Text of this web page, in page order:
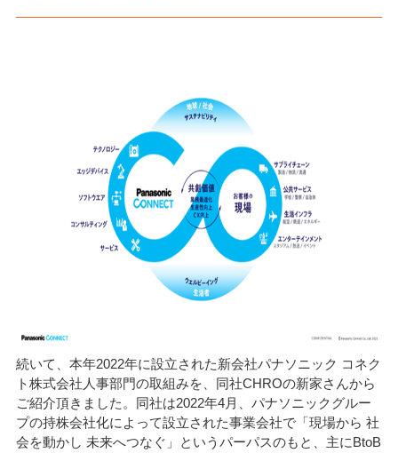
続いて、本年2022年に設立された新会社パナソニック コネク
ト株式会社人事部門の取組みを、同社CHROの新家さんから
ご紹介頂きました。同社は2022年4月、パナソニックグルー
プの持株会社化によって設立された事業会社で「現場から 社
会を動かし 未来へつなぐ」というパーパスのもと、主にBtoB